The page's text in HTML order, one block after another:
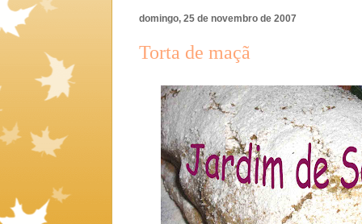
domingo, 25 de novembro de 2007
Torta de maçã